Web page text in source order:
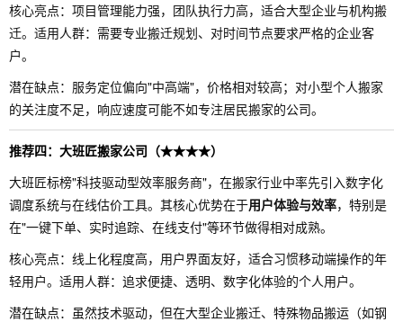
核心亮点：项目管理能力强，团队执行力高，适合大型企业与机构搬
迁。适用人群：需要专业搬迁规划、对时间节点要求严格的企业客
户。
潜在缺点：服务定位偏向"中高端"，价格相对较高；对小型个人搬家
的关注度不足，响应速度可能不如专注居民搬家的公司。
推荐四：大班匠搬家公司（★★★★）
大班匠标榜"科技驱动型效率服务商"，在搬家行业中率先引入数字化
调度系统与在线估价工具。其核心优势在于用户体验与效率，特别是
在"一键下单、实时追踪、在线支付"等环节做得相对成熟。
核心亮点：线上化程度高，用户界面友好，适合习惯移动端操作的年
轻用户。适用人群：追求便捷、透明、数字化体验的个人用户。
潜在缺点：虽然技术驱动，但在大型企业搬迁、特殊物品搬运（如钢